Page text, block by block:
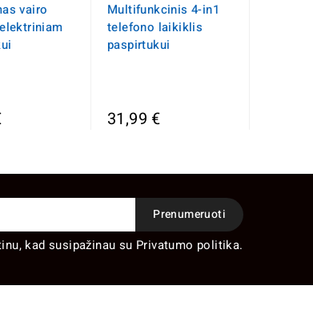
vairo
Multifunkcinis 4-in1
telefono laikiklis
paspirtukui
31,99 €
kad susipažinau su Privatumo politika.